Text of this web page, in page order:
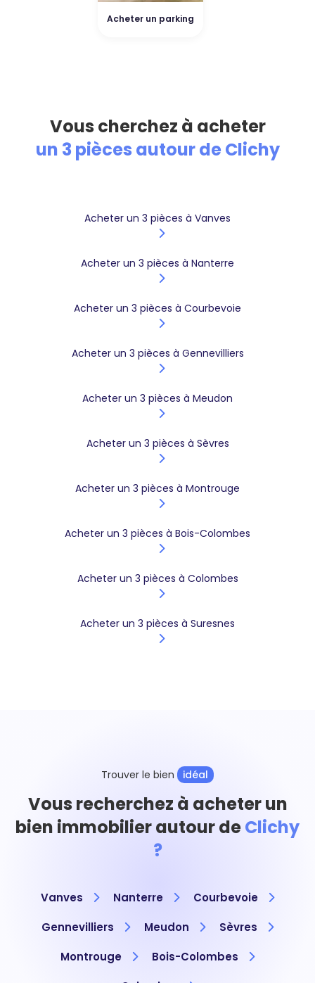
Acheter un parking
Vous cherchez à acheter
un 3 pièces autour de Clichy
Acheter un 3 pièces à Vanves
Acheter un 3 pièces à Nanterre
Acheter un 3 pièces à Courbevoie
Acheter un 3 pièces à Gennevilliers
Acheter un 3 pièces à Meudon
Acheter un 3 pièces à Sèvres
Acheter un 3 pièces à Montrouge
Acheter un 3 pièces à Bois-Colombes
Acheter un 3 pièces à Colombes
Acheter un 3 pièces à Suresnes
Trouver le bien idéal
Vous recherchez à acheter un
bien immobilier autour deClichy
?
Vanves Nanterre
Courbevoie
Gennevilliers
Meudon
Sèvres
Montrouge
Bois-Colombes